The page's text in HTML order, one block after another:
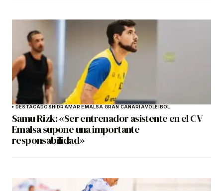
DESTACADOSHIDRAMAR EMALSA GRAN CANARIAVOLEIBOL
Samu Rizk: «Ser entrenador asistente en el CV
Emalsa supone una importante
responsabilidad»